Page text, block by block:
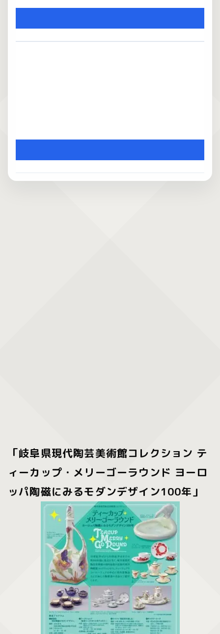
「岐阜県現代陶芸美術館コレクション テ
ィーカップ・メリーゴーラウンド ヨーロ
ッパ陶磁にみるモダンデザイン100年」